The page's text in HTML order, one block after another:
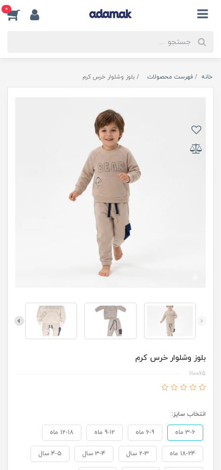
0
خانه فهرست محصولات بلوز وشلوار خرس کرم
بلوز وشلوار خرس کرم
110065
انتخاب سایز:
3-6 ماه 6-9 ماه 9-12 ماه 12-18 ماه
18-24 ماه 2-3 سال 3-4 سال 4-5 سال